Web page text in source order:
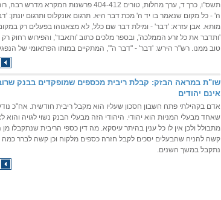
תשס"ו, כרך ד, ערך מחלות, טורים 404-412 פרשנות המקרא
ה' - כל מקום שנאמר בו יד ה' מכת דבר היא. תרגום אונקלוס ותרגום יונתן:
מותא. אבן עזרא: 'דבר' - ומילת דבר שם כלל, לא מצאנוהו בפעלים רק
'ותדבר את כל זרע הממלכה', ובספר מלכים כתוב 'ותאבד', והפירוש רחוק רק
טוב ממנו. רש"ר הירש: 'דבר' - "דבר ה'", המתקיים במותו הפתאומי של
שו"ת במראה הבזק: קבלת ריבית מכספים שמופקדים בבנק
אינם יהודים
אדם בקהילתי פתח חשבון חסכון שעליו הוא מקבל ריבית חודשית. אח"כ
שאחד מבעלי המניות הוא יהודי. היהודי הזה מבעלי הבנק נשוי לגויה והוא
מתבולל ולכן אין לו כל ענין בהיתר עיסקא. מה דין כספי הריבית שנתקבלו
קשה להניח שהבעלים יסכים לקבל חזרה כספים מלקוח וכן קשה לברר כמה
נתקבל במשך השנים.